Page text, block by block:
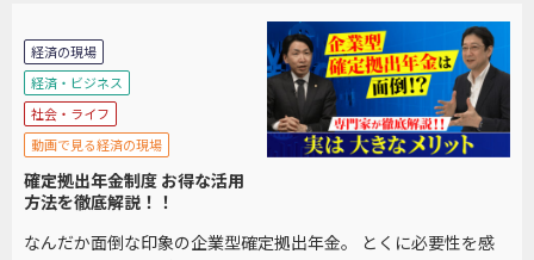
経済の現場
経済・ビジネス
社会・ライフ
動画で見る経済の現場
確定拠出年金制度 お得な活用
方法を徹底解説！！
なんだか面倒な印象の企業型確定拠出年金。 とくに必要性を感